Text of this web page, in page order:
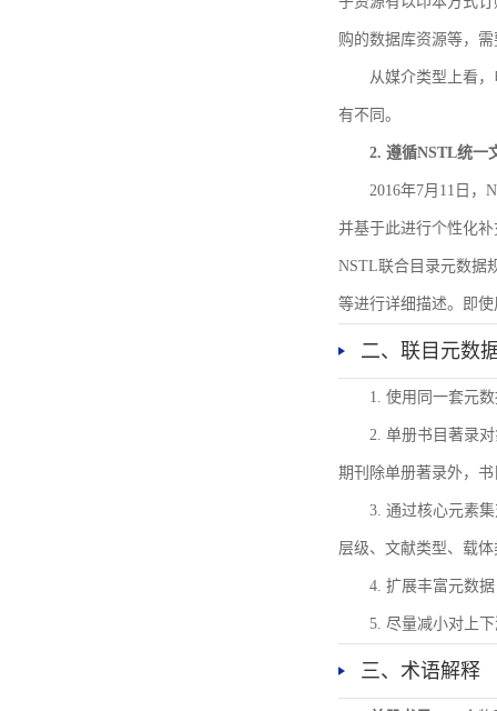
购的数据库资源等，
从媒介类型上看
有不同。
2. 遵循NSTL统一
2016年7月11日，
并基于此进行个性化
NSTL联合目录元数据
等进行详细描述。即
二、联目元数
1. 使用同一套元
2. 单册书目著录
期刊除单册著录外，
3. 通过核心元素
层级、文献类型、载
4. 扩展丰富元数
5. 尽量减小对上
三、术语解释